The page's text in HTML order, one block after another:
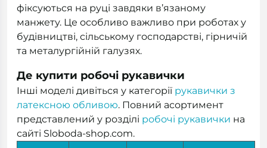
фіксуються на руці завдяки в’язаному
манжету. Це особливо важливо при роботах у
будівництві, сільському господарстві, гірничій
та металургійній галузях.
Де купити робочі рукавички
Інші моделі дивіться у категорії рукавички з
латексною обливою. Повний асортимент
представлений у розділі робочі рукавички на
сайті Sloboda-shop.com.